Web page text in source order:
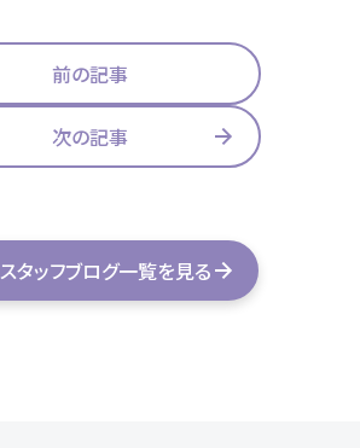
前の記事
次の記事
スタッフブログ一覧を見る